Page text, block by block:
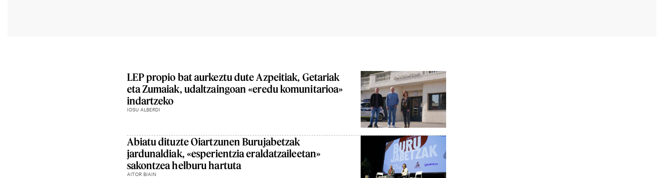
LEP propio bat aurkeztu dute Azpeitiak, Getariak
eta Zumaiak, udaltzaingoan «eredu komunitarioa»
indartzeko
IOSU ALBERDI
Abiatu dituzte Oiartzunen Burujabetzak
jardunaldiak, «esperientzia eraldatzaileetan»
sakontzea helburu hartuta
AITOR BIAIN